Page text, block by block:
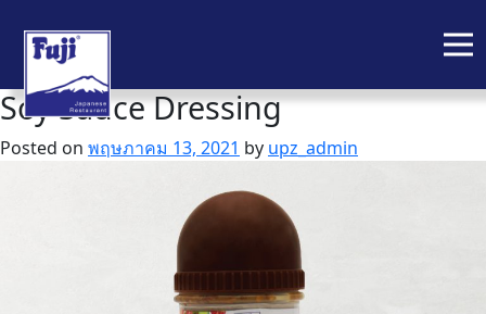
Skip
to
content
Soy Sauce Dressing
Posted on พฤษภาคม 13, 2021 by upz_admin